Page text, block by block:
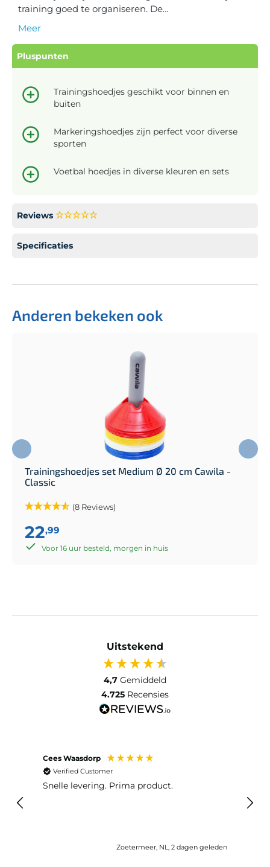
training goed te organiseren. De…
Meer
Pluspunten
Trainingshoedjes geschikt voor binnen en
buiten
Markeringshoedjes zijn perfect voor diverse
sporten
Voetbal hoedjes in diverse kleuren en sets
Reviews
Specificaties
Anderen bekeken ook
Trainingshoedjes set Medium Ø 20 cm Cawila -
Classic
(8 Reviews)
22,99
Voor 16 uur besteld, morgen in huis
Uitstekend
4,7 Gemiddeld
4.725 Recensies
Cees Waasdorp
Verified Customer
Snelle levering. Prima product.
Zoetermeer, NL, 2 dagen geleden
lang